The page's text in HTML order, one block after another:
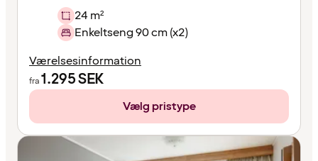
24 m²
Enkeltseng 90 cm (x2)
Værelsesinformation
fra1.295SEK
Vælg pristype